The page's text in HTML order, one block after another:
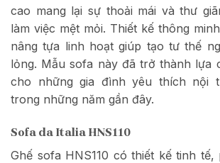
cao mang lại sự thoải mái và thư
làm việc mệt mỏi. Thiết kế thông
nâng tựa linh hoạt giúp tạo tư thế
lỏng. Mẫu sofa này đã trở thành lựa
cho những gia đình yêu thích nội
trong những năm gần đây.
Sofa da Italia HNS110
Ghế sofa HNS110 có thiết kế tinh